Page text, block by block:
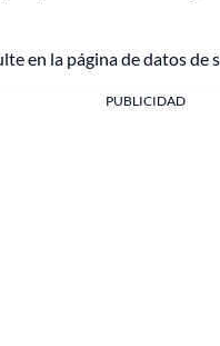
en la página de datos
PUBLICIDAD